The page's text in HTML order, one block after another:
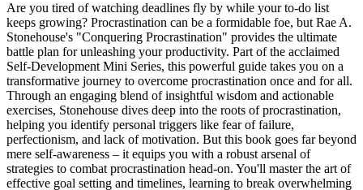
Are you tired of watching deadlines fly by while your to-do list
keeps growing? Procrastination can be a formidable foe, but Rae A.
Stonehouse's "Conquering Procrastination" provides the ultimate
battle plan for unleashing your productivity. Part of the acclaimed
Self-Development Mini Series, this powerful guide takes you on a
transformative journey to overcome procrastination once and for all.
Through an engaging blend of insightful wisdom and actionable
exercises, Stonehouse dives deep into the roots of procrastination,
helping you identify personal triggers like fear of failure,
perfectionism, and lack of motivation. But this book goes far beyond
mere self-awareness – it equips you with a robust arsenal of
strategies to combat procrastination head-on. You'll master the art of
effective goal setting and timelines, learning to break overwhelming